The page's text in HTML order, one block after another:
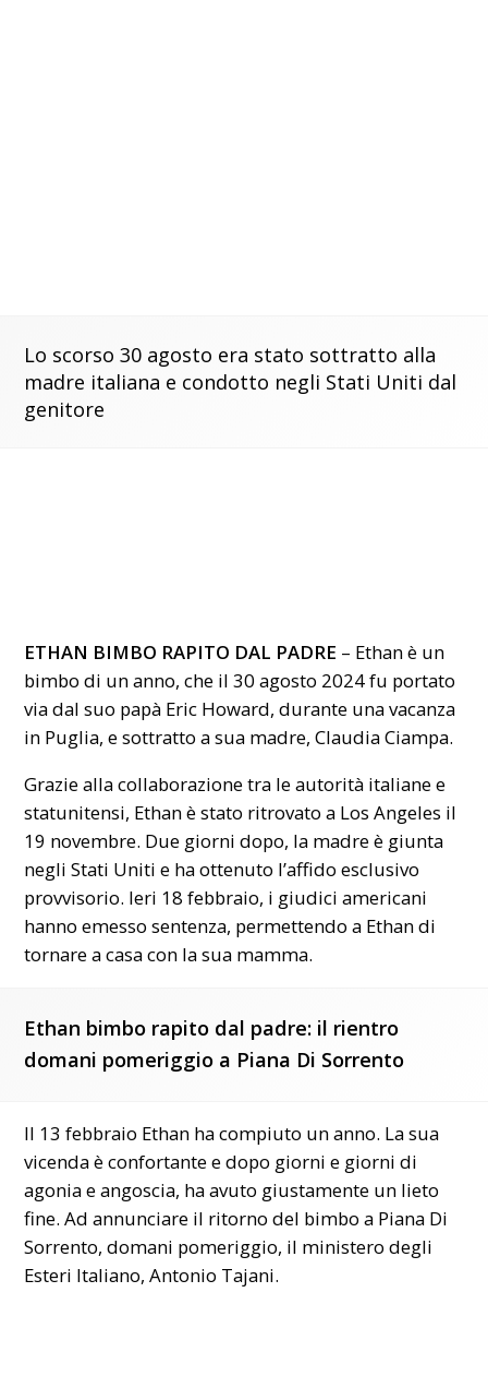
Lo scorso 30 agosto era stato sottratto alla
madre italiana e condotto negli Stati Uniti dal
genitore
ETHAN BIMBO RAPITO DAL PADRE – Ethan è un
bimbo di un anno, che il 30 agosto 2024 fu portato
via dal suo papà Eric Howard, durante una vacanza
in Puglia, e sottratto a sua madre, Claudia Ciampa.
Grazie alla collaborazione tra le autorità italiane e
statunitensi, Ethan è stato ritrovato a Los Angeles il
19 novembre. Due giorni dopo, la madre è giunta
negli Stati Uniti e ha ottenuto l’affido esclusivo
provvisorio. Ieri 18 febbraio, i giudici americani
hanno emesso sentenza, permettendo a Ethan di
tornare a casa con la sua mamma.
Ethan bimbo rapito dal padre: il rientro
domani pomeriggio a Piana Di Sorrento
Il 13 febbraio Ethan ha compiuto un anno. La sua
vicenda è confortante e dopo giorni e giorni di
agonia e angoscia, ha avuto giustamente un lieto
fine. Ad annunciare il ritorno del bimbo a Piana Di
Sorrento, domani pomeriggio, il ministero degli
Esteri Italiano, Antonio Tajani.